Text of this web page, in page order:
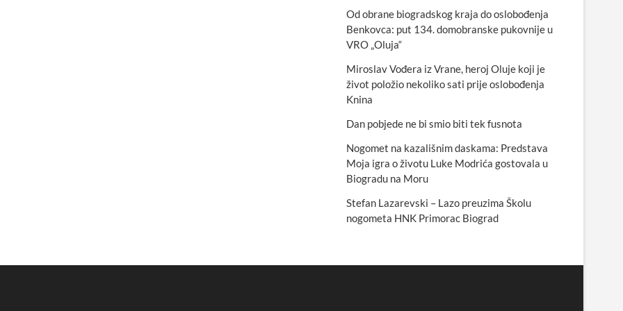
Od obrane biogradskog kraja do oslobođenja
Benkovca: put 134. domobranske pukovnije u
VRO „Oluja“
Miroslav Vođera iz Vrane, heroj Oluje koji je
život položio nekoliko sati prije oslobođenja
Knina
Dan pobjede ne bi smio biti tek fusnota
Nogomet na kazališnim daskama: Predstava
Moja igra o životu Luke Modrića gostovala u
Biogradu na Moru
Stefan Lazarevski – Lazo preuzima Školu
nogometa HNK Primorac Biograd